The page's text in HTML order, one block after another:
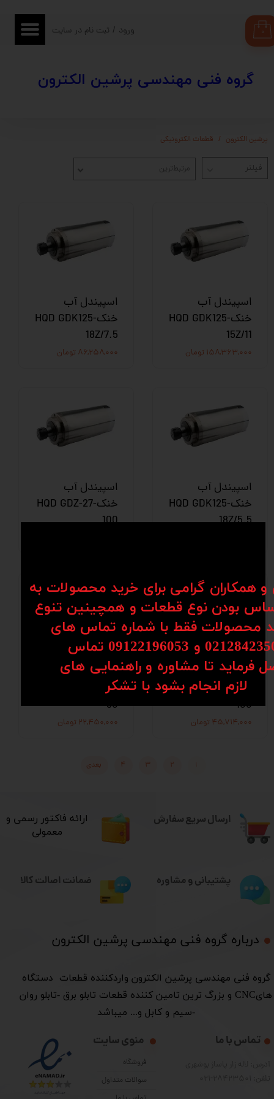
​​گروه فنی مهندسی پرشین الکترون
۰ ورود / ثبت نام در سایت
حساب کاربری من
سفارشات
پرشین الکترون قطعات الکترونیکی
مرتبط‌ترین
اسپیندل آب
خنکHQD GDK125-
15Z/11
۱۵۸,۳۶۳,۰۰۰ تومان
اسپیندل آب
خنکHQD GDK125-
18Z/7.5
۸۶,۲۵۸,۰۰۰ تومان
اسپیندل آب
خنکHQD GDK125-
18Z/5.5
اسپیندل آب
خنکHQD GDZ-27-
100
اسپیندل آب
خنکHQD GDZ-24-
100
۴۵,۷۱۴,۰۰۰ تومان
اسپیندل آب
80
۲۲,۴۵۰,۰۰۰ تومان
۲ ۳ ۴ بعدی
ارسال سریع سفارش
درباره گروه فنی مهندسی پرشین الکترون​​​​​​​
​گروه فنی مهندسی پرشین الکترون واردکننده قطعات دستگاه
هایCNC و بزرگ ترین تامین کننده قطعات تابلو برق -تابلو روان
-سیم و کابل و... میباشد
منوی سایت
فروشگاه
سوالات متداول
تماس با ما
​ارائه فاکتور رسمی و
معمولی
پشتیبانی و مشاوره ضمانت اصالت کالا
همکاران گرامی برای خرید محصولات به
بودن نوع قطعات و همچینین تنوع
کد محصولات فقط با شماره تماس های
و 09122196053​​​​​​​ تماس
فرماید تا مشاوره و راهنمایی های
​​​​​​​لازم انجام بشود با تشکر​​​​​​​